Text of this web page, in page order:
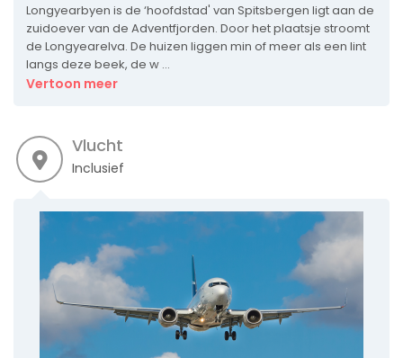
Longyearbyen is de ‘hoofdstad' van Spitsbergen ligt aan de
zuidoever van de Adventfjorden. Door het plaatsje stroomt
de Longyearelva. De huizen liggen min of meer als een lint
langs deze beek, de w ...
Vertoon meer
Vlucht
Inclusief